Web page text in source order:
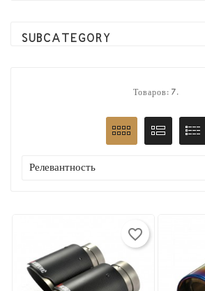
SUBCATEGORY
Товаров: 7.
Релевантность
favorite_border